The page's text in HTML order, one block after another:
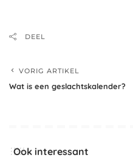
DEEL
VORIG ARTIKEL
Wat is een geslachtskalender?
Ook interessant